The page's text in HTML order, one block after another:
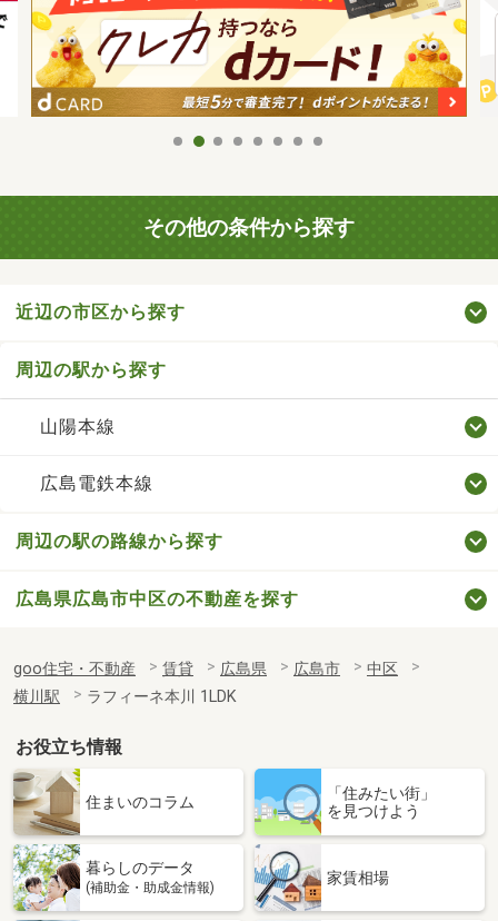
その他の条件から探す
近辺の市区から探す
周辺の駅から探す
山陽本線
広島電鉄本線
周辺の駅の路線から探す
広島県広島市中区の不動産を探す
goo住宅・不動産 賃貸 広島県 広島市
中区
横川駅
ラフィーネ本川 1LDK
お役立ち情報
住まいのコラム
「住みたい街」
を見つけよう
暮らしのデータ
(補助金・助成金情報)
家賃相場